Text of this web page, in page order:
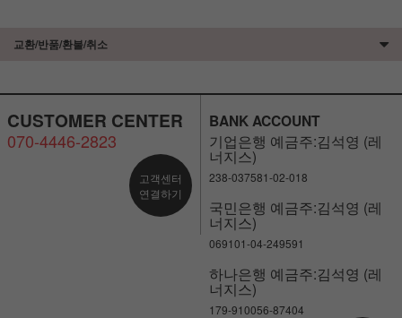
교환/반품/환불/취소
CUSTOMER CENTER
070-4446-2823
고객센터
연결하기
BANK ACCOUNT
기업은행 예금주:김석영 (레
너지스)
238-037581-02-018
국민은행 예금주:김석영 (레
너지스)
069101-04-249591
하나은행 예금주:김석영 (레
너지스)
179-910056-87404